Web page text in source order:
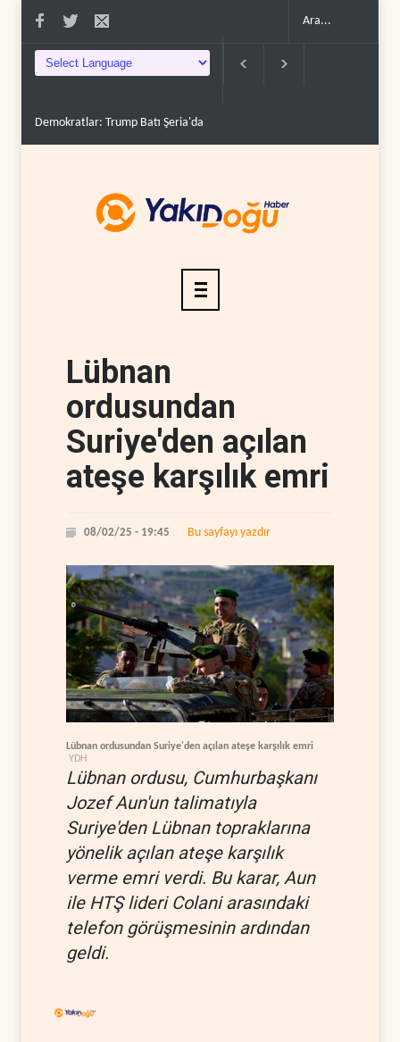
Demokratlar: Trump Batı Şeria'da işgalci yerleşimcilere ..
Lübnan
ordusundan
Suriye'den açılan
ateşe karşılık emri
08/02/25 - 19:45 Bu sayfayı yazdır
Lübnan ordusundan Suriye'den açılan ateşe karşılık emri
YDH
Lübnan ordusu, Cumhurbaşkanı
Jozef Aun'un talimatıyla
Suriye'den Lübnan topraklarına
yönelik açılan ateşe karşılık
verme emri verdi. Bu karar, Aun
ile HTŞ lideri Colani arasındaki
telefon görüşmesinin ardından
geldi.